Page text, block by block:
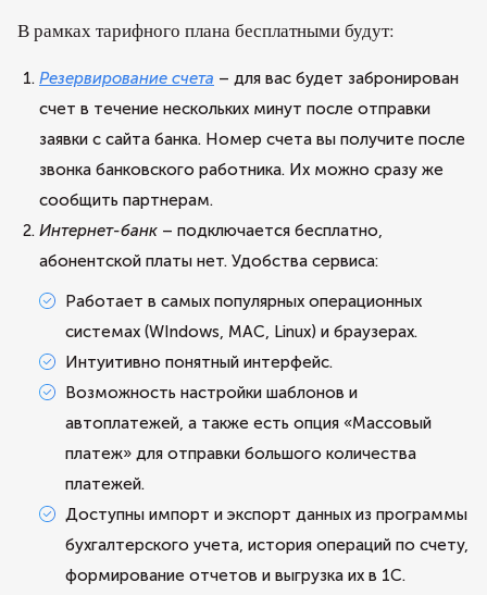
В рамках тарифного плана бесплатными будут:
Резервирование счета – для вас будет забронирован
счет в течение нескольких минут после отправки
заявки с сайта банка. Номер счета вы получите после
звонка банковского работника. Их можно сразу же
сообщить партнерам.
Интернет-банк – подключается бесплатно,
абонентской платы нет. Удобства сервиса:
Работает в самых популярных операционных
системах (WIndows, MAC, Linux) и браузерах.
Интуитивно понятный интерфейс.
Возможность настройки шаблонов и
автоплатежей, а также есть опция «Массовый
платеж» для отправки большого количества
платежей.
Доступны импорт и экспорт данных из программы
бухгалтерского учета, история операций по счету,
формирование отчетов и выгрузка их в 1С.